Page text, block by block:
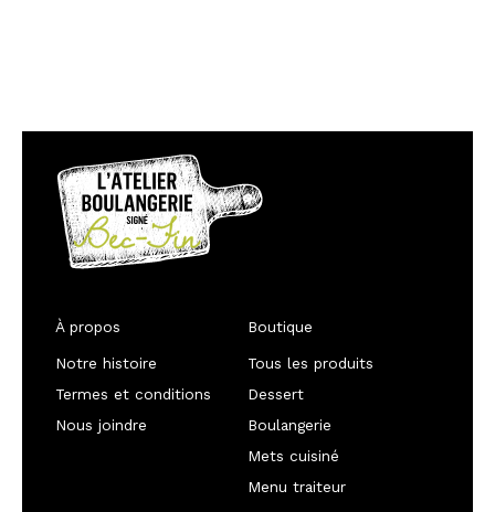
À propos
Notre histoire
Termes et conditions
Nous joindre
Boutique
Tous les produits
Dessert
Boulangerie
Mets cuisiné
Menu traiteur